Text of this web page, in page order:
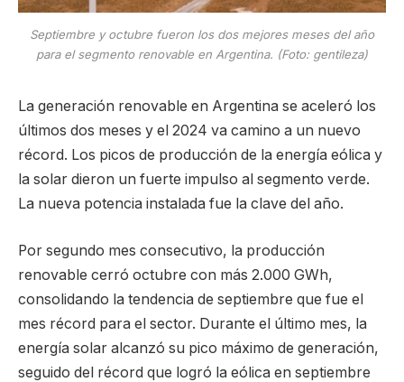
Septiembre y octubre fueron los dos mejores meses del año
para el segmento renovable en Argentina. (Foto: gentileza)
La generación renovable en Argentina se aceleró los
últimos dos meses y el 2024 va camino a un nuevo
récord. Los picos de producción de la energía eólica y
la solar dieron un fuerte impulso al segmento verde.
La nueva potencia instalada fue la clave del año.
Por segundo mes consecutivo, la producción
renovable cerró octubre con más 2.000 GWh,
consolidando la tendencia de septiembre que fue el
mes récord para el sector. Durante el último mes, la
energía solar alcanzó su pico máximo de generación,
seguido del récord que logró la eólica en septiembre